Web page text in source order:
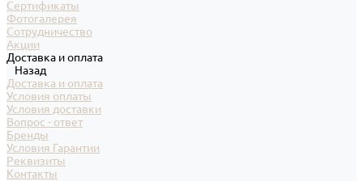
Сертификаты
Фотогалерея
Сотрудничество
Акции
Доставка и оплата
Назад
Доставка и оплата
Условия оплаты
Условия доставки
Вопрос - ответ
Бренды
Условия Гарантии
Реквизиты
Контакты